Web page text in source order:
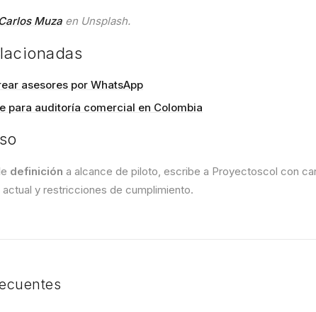
Carlos Muza en Unsplash.
asesores por WhatsApp
para auditoría comercial en Colombia
definición a alcance de piloto, escribe a Proyectoscol con
y restricciones de cumplimiento.